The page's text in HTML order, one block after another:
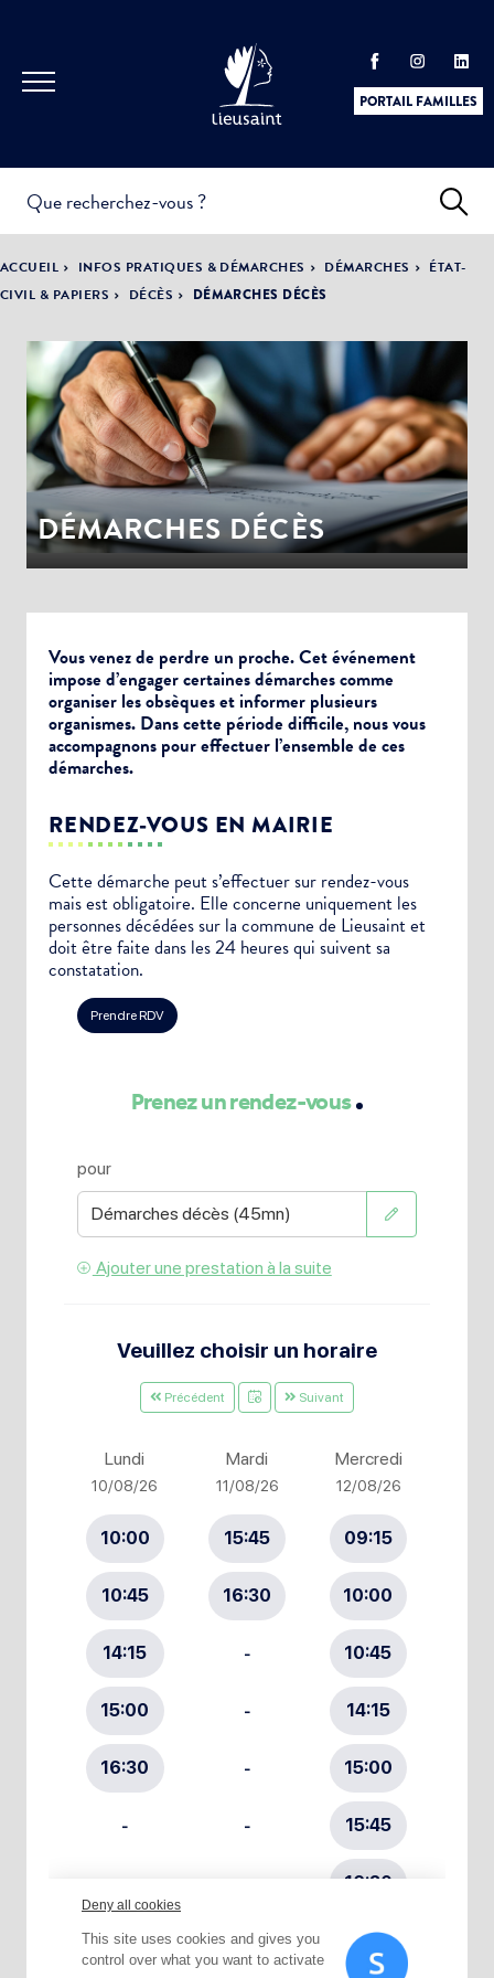
PORTAIL FAMILLES
PRATIQUES &
DÉMARCHES
ACTUALITÉS &
ÉVÈNEMENTS
LA VILLE
DÉMOCRATIE
PARTICIPATIVE
ACCUEIL INFOS PRATIQUES & DÉMARCHES DÉMARCHES
ÉTAT-
CIVIL & PAPIERS
DÉCÈS DÉMARCHES DÉCÈS
DÉMARCHES DÉCÈS
Vous venez de perdre un proche. Cet événement
impose d’engager certaines démarches comme
organiser les obsèques et informer plusieurs
organismes. Dans cette période difficile, nous vous
accompagnons pour effectuer l’ensemble de ces
démarches.
RENDEZ-VOUS EN MAIRIE
Cette démarche peut s’effectuer sur rendez-vous
mais est obligatoire. Elle concerne uniquement les
personnes décédées sur la commune de Lieusaint et
doit être faite dans les 24 heures qui suivent sa
constatation.